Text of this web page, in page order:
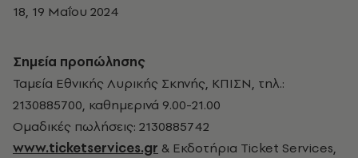
18, 19 Μαΐου 2024
Σημεία προπώλησης
Ταμεία Εθνικής Λυρικής Σκηνής, ΚΠΙΣΝ, τηλ.:
2130885700, καθημερινά 9.00-21.00
Ομαδικές πωλήσεις: 2130885742
www.ticketservices.gr & Εκδοτήρια Ticket Services,